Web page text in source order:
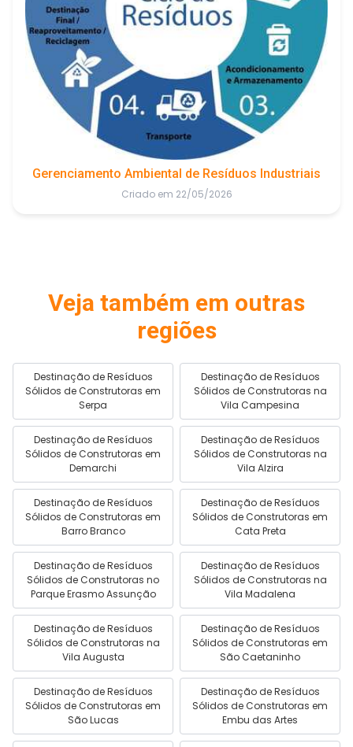
Gerenciamento Ambiental de Resíduos Industriais
Criado em 22/05/2026
Veja também em outras
regiões
Destinação de Resíduos
Sólidos de Construtoras em
Serpa
Destinação de Resíduos
Sólidos de Construtoras na
Vila Campesina
Destinação de Resíduos
Sólidos de Construtoras em
Demarchi
Destinação de Resíduos
Sólidos de Construtoras na
Vila Alzira
Destinação de Resíduos
Sólidos de Construtoras em
Barro Branco
Destinação de Resíduos
Sólidos de Construtoras em
Cata Preta
Destinação de Resíduos
Sólidos de Construtoras no
Parque Erasmo Assunção
Destinação de Resíduos
Sólidos de Construtoras na
Vila Madalena
Destinação de Resíduos
Sólidos de Construtoras na
Vila Augusta
Destinação de Resíduos
Sólidos de Construtoras em
São Caetaninho
Destinação de Resíduos
Sólidos de Construtoras em
São Lucas
Destinação de Resíduos
Sólidos de Construtoras em
Embu das Artes